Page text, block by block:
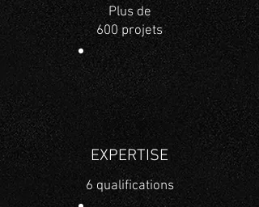
Plus de
600 projets
EXPERTISE
6 qualifications